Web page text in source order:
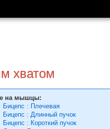
хватом
на мышцы:
Бицепс : Плечевая
Бицепс : Длинный пучок
Бицепс : Короткий пучок